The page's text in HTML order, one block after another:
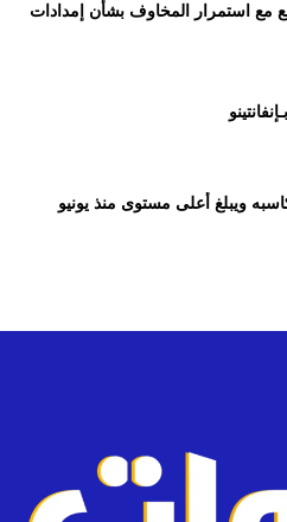
مع استمرار المخاوف بشأن إمدادات
ويبلغ أعلى مستوى منذ يونيو